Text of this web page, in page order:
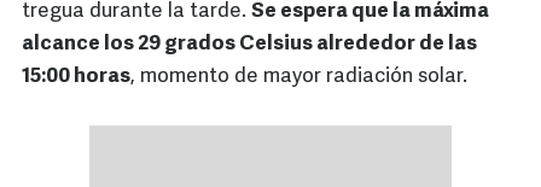
tregua durante la tarde. Se espera que la máxima
alcance los 29 grados Celsius alrededor de las
15:00 horas, momento de mayor radiación solar.